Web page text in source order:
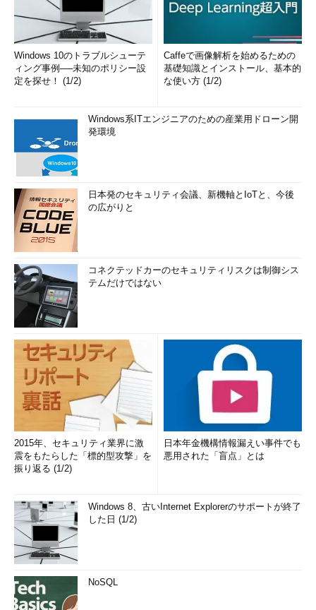
Windows 10のトラブルシューテ
ィング事例──未知のポリシー設
定を探せ！ (1/2)
Caffeで画像解析を始めるための
基礎知識とインストール、基本的
な使い方 (1/2)
Windows系ITエンジニアのための産業用ドローン開
発環境
日本発のセキュリティ会議、新機軸とIoTと、今後
の広がりと
コネクテッドカーのセキュリティリスクは制御シス
テムだけではない
2015年、セキュリティ業界に激
震をもたらした「標的型攻撃」を
振り返る (1/2)
日本年金機構情報漏えい事件でも
悪用された「盲点」とは
Windows 8、古いInternet Explorerのサポートが終了
した日 (1/2)
NoSQL